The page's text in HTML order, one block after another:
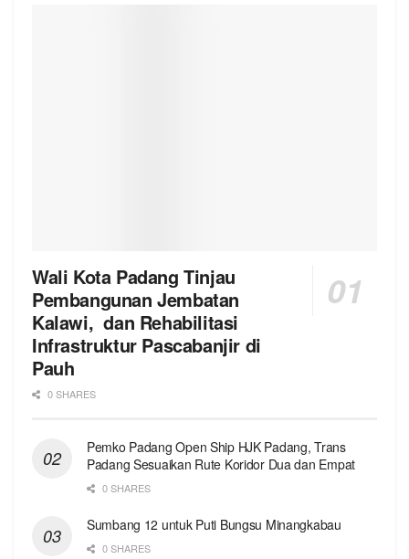
Wali Kota Padang Tinjau
Pembangunan Jembatan
Kalawi, dan Rehabilitasi
Infrastruktur Pascabanjir di
Pauh
0 SHARES
Pemko Padang Open Ship HJK Padang, Trans
Padang Sesuaikan Rute Koridor Dua dan Empat
0 SHARES
Sumbang 12 untuk Puti Bungsu Minangkabau
0 SHARES